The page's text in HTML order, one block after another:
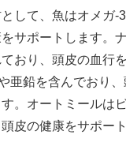
して、魚はオメガ-
サポートします。
おり、頭皮の血行
亜鉛を含んでおり
。オートミールは
皮の健康をサポート